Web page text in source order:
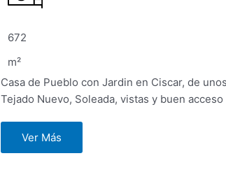
672
m²
Casa de Pueblo con Jardin en Ciscar, de
Tejado Nuevo, Soleada, vistas y buen acceso
Ver Más